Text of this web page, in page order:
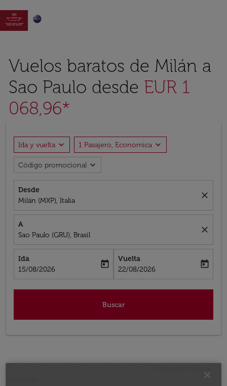

Vuelos baratos de Milán a
Sao Paulo desde EUR 1
068,96*
Ida y vuelta expand_more 1 Pasajero, Economica expand_more
Código promocional expand_more
Desde
Milán (MXP), Italia
close
A
Sao Paulo (GRU), Brasil
close
Ida
fc-booking-departure-date-aria-label
15/08/2026
today
Vuelta
fc-booking-return-date-aria-label
22/08/2026
today
Buscar